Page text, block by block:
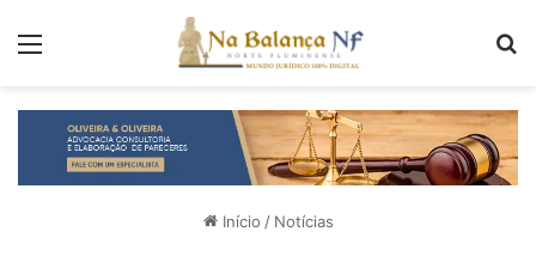
Início / Notícias